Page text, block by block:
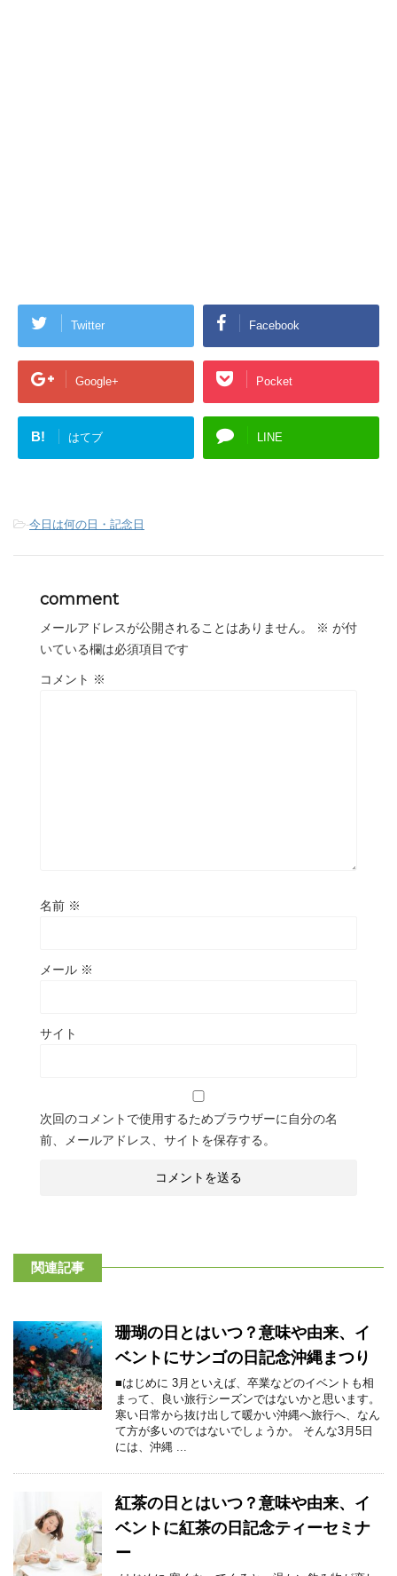
Twitter Facebook
Google+ Pocket
B! はてブ LINE
-今日は何の日・記念日
comment
メールアドレスが公開されることはありません。 ※ が付
いている欄は必須項目です
コメント ※
名前 ※
メール ※
サイト
次回のコメントで使用するためブラウザーに自分の名
前、メールアドレス、サイトを保存する。
関連記事
珊瑚の日とはいつ？意味や由来、イ
ベントにサンゴの日記念沖縄まつり
■はじめに 3月といえば、卒業などのイベントも相
まって、良い旅行シーズンではないかと思います。
寒い日常から抜け出して暖かい沖縄へ旅行へ、なん
て方が多いのではないでしょうか。 そんな3月5日
には、沖縄 ...
紅茶の日とはいつ？意味や由来、イ
ベントに紅茶の日記念ティーセミナ
ー